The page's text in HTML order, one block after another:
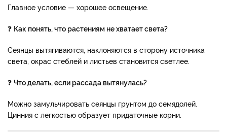
Главное условие — хорошее освещение.
❓ Как понять, что растениям не хватает света?
Сеянцы вытягиваются, наклоняются в сторону источника
света, окрас стеблей и листьев становится светлее.
❓ Что делать, если рассада вытянулась?
Можно замульчировать сеянцы грунтом до семядолей.
Цинния с легкостью образует придаточные корни.